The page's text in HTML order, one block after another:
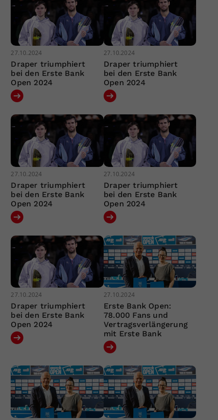
27.10.2024
Draper triumphiert
bei den Erste Bank
Open 2024
27.10.2024
Draper triumphiert
bei den Erste Bank
Open 2024
27.10.2024
Draper triumphiert
bei den Erste Bank
Open 2024
27.10.2024
Draper triumphiert
bei den Erste Bank
Open 2024
27.10.2024
Draper triumphiert
bei den Erste Bank
Open 2024
27.10.2024
Erste Bank Open:
78.000 Fans und
Vertragsverlängerung
mit Erste Bank